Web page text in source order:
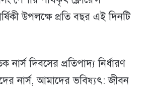
উপলক্ষে প্রতি বছর এই দিনটি
নার্স দিবসের প্রতিপাদ্য নির্ধারণ
নার্স, আমাদের ভবিষ্যৎ: জীবন